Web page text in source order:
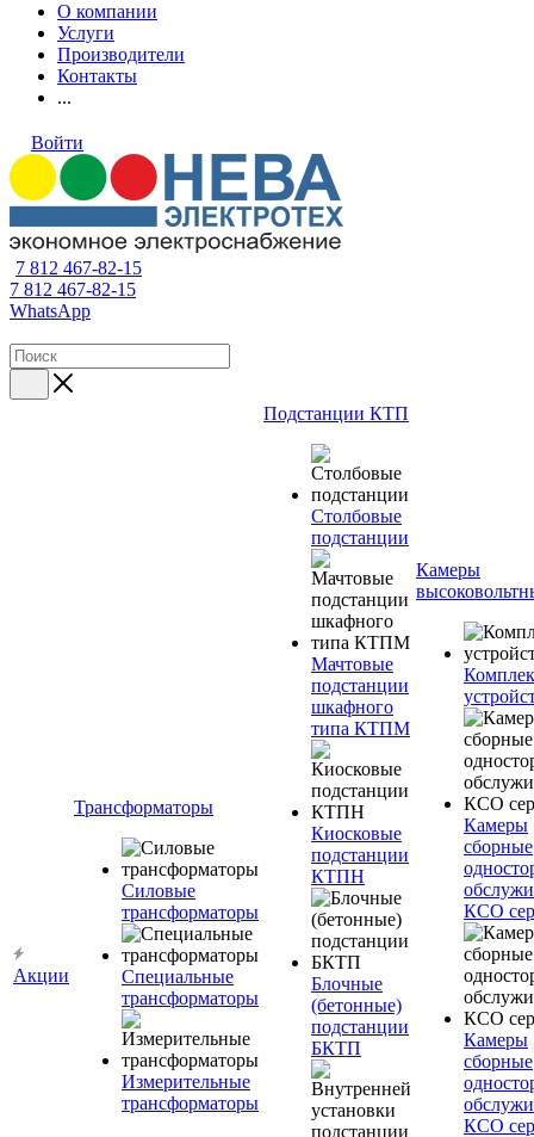
О компании
Услуги
Производители
Контакты
...
Войти
7 812 467-82-15
7 812 467-82-15
WhatsApp
Акции
Трансформаторы
Силовые
трансформаторы
Специальные
трансформаторы
Измерительные
трансформаторы
Подстанции КТП
Столбовые
подстанции
Мачтовые
подстанции
шкафного
типа КТПМ
Киосковые
подстанции
КТПН
Блочные
(бетонные)
подстанции
БКТП
Камеры
Камеры
сборные
КСО
Камеры
сборные
КСО